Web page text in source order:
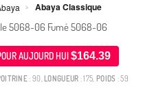
> Abaya Classique
5068-06 Fumé 5068-06
AUJOURD HUI$164.39
: 90, LONGUEUR : 175, POIDS : 59